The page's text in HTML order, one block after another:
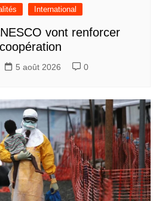
International
vont renforcer
5 août 2026 0